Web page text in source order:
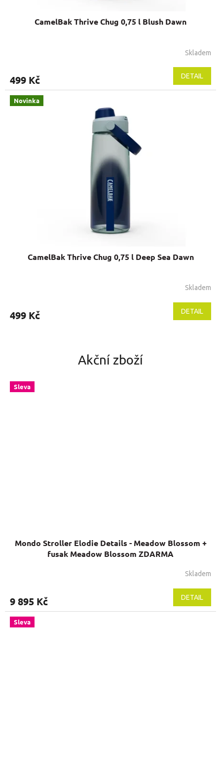
CamelBak Thrive Chug 0,75 l Blush Dawn
Skladem
499 Kč DETAIL
Novinka
CamelBak Thrive Chug 0,75 l Deep Sea Dawn
Skladem
499 Kč DETAIL
Akční zboží
Sleva
Mondo Stroller Elodie Details - Meadow Blossom +
fusak Meadow Blossom ZDARMA
Skladem
9 895 Kč DETAIL
Sleva